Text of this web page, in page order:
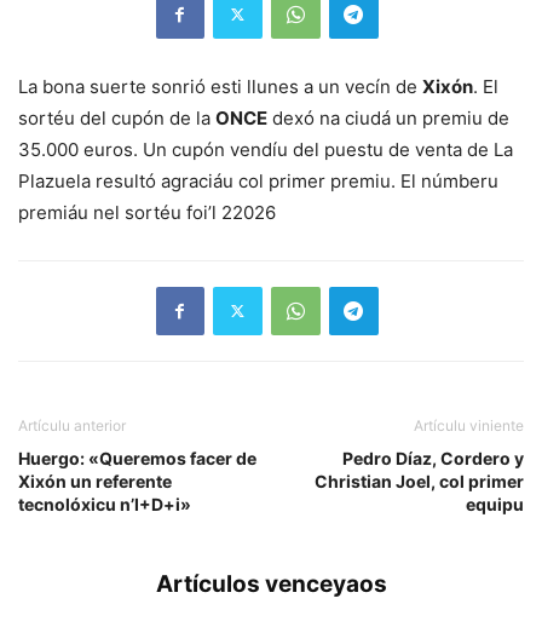
La bona suerte sonrió esti llunes a un vecín de Xixón. El
sortéu del cupón de la ONCE dexó na ciudá un premiu de
35.000 euros. Un cupón vendíu del puestu de venta de La
Plazuela resultó agraciáu col primer premiu. El númberu
premiáu nel sortéu foi’l 22026
Artículu anterior
Huergo: «Queremos facer de
Xixón un referente
tecnolóxicu n’I+D+i»
Artículu viniente
Pedro Díaz, Cordero y
Christian Joel, col primer
equipu
Artículos venceyaos